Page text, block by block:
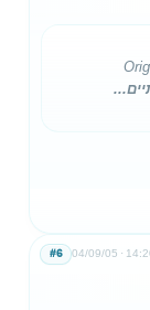
04/09/05
#6